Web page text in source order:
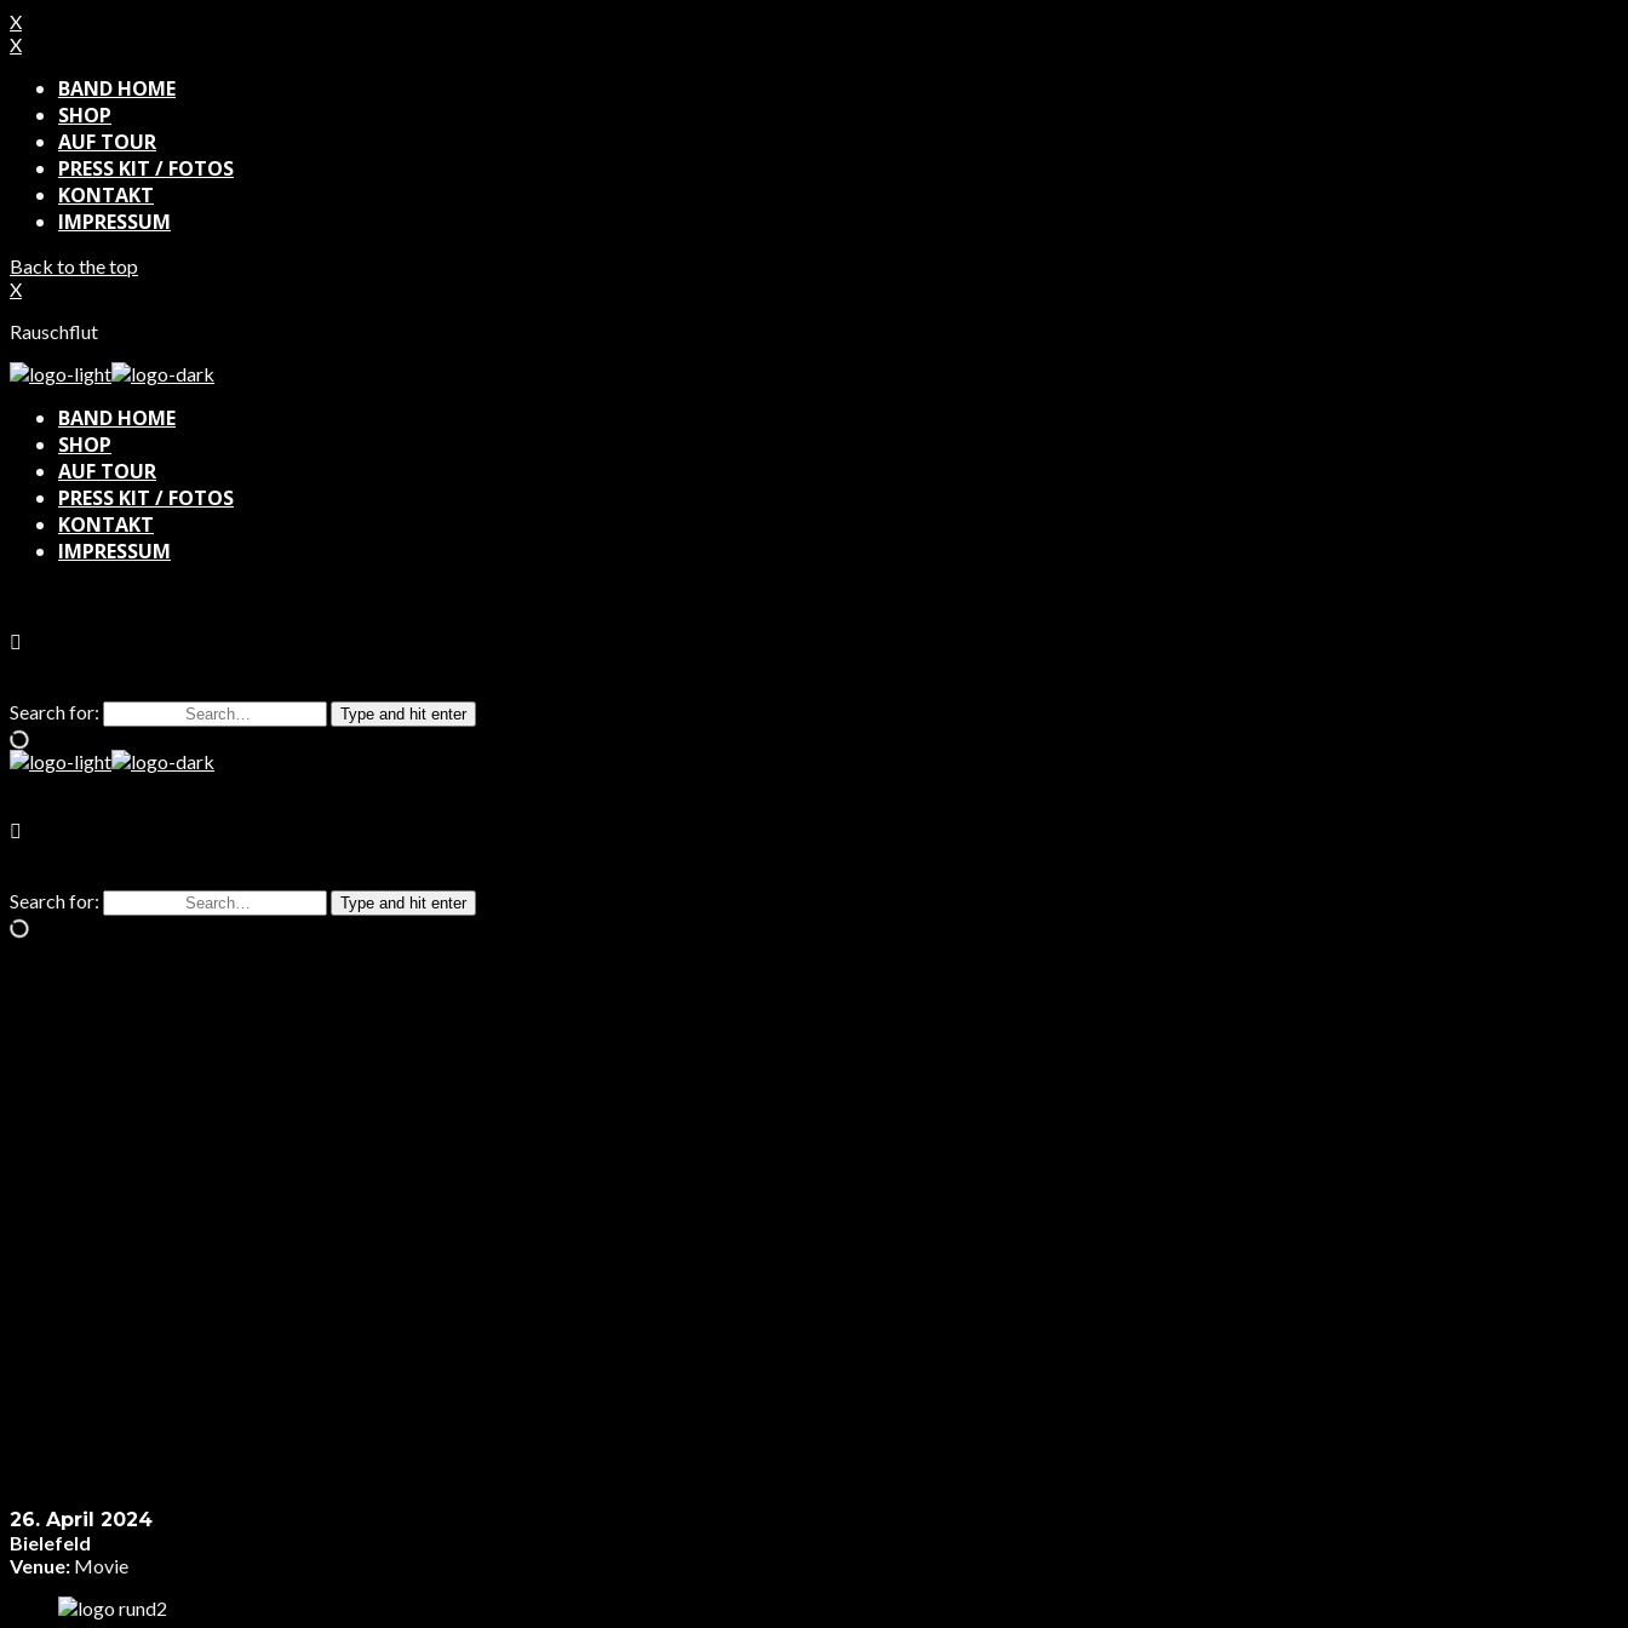
X
X
BAND HOME
SHOP
AUF TOUR
PRESS KIT / FOTOS
KONTAKT
IMPRESSUM
Back to the top
X
Rauschflut
BAND HOME
SHOP
AUF TOUR
PRESS KIT / FOTOS
KONTAKT
IMPRESSUM
Search for: Type and hit enter
Search for: Type and hit enter
26. April 2024
Bielefeld
Venue: Movie